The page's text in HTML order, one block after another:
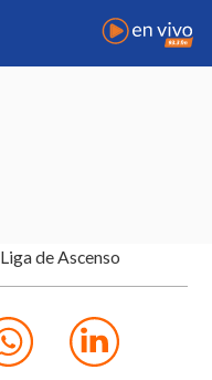
Liga de Ascenso